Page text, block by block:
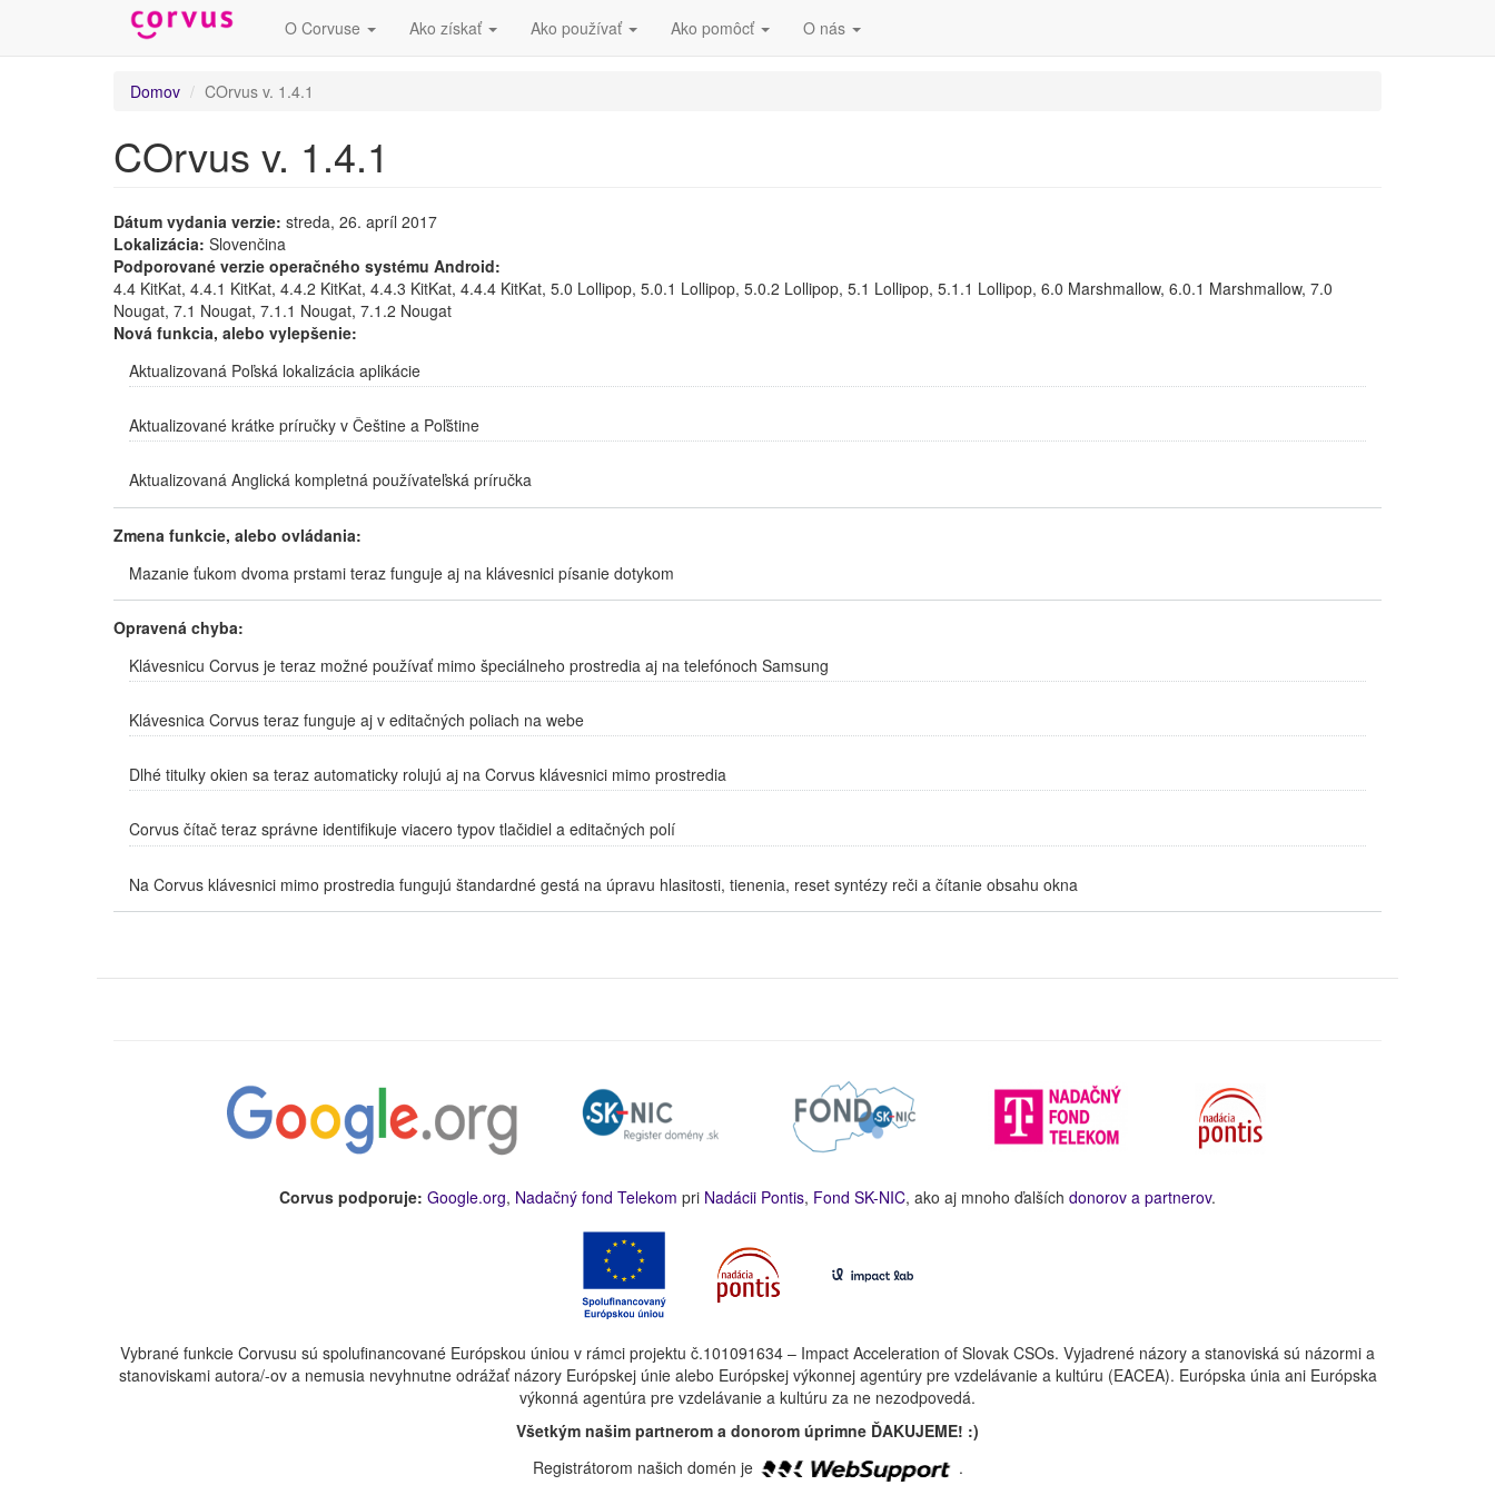
O Corvuse Ako získať Ako používať Ako pomôcť O nás
Domov COrvus v. 1.4.1
COrvus v. 1.4.1
Dátum vydania verzie: streda, 26. apríl 2017
Lokalizácia: Slovenčina
Podporované verzie operačného systému Android:
4.4 KitKat, 4.4.1 KitKat, 4.4.2 KitKat, 4.4.3 KitKat, 4.4.4 KitKat, 5.0 Lollipop, 5.0.1 Lollipop, 5.0.2 Lollipop, 5.1 Lollipop, 5.1.1 Lollipop, 6.0 Marshmallow, 6.0.1 Marshmallow, 7.0
Nougat, 7.1 Nougat, 7.1.1 Nougat, 7.1.2 Nougat
Nová funkcia, alebo vylepšenie:
Aktualizovaná Poľská lokalizácia aplikácie
Aktualizované krátke príručky v Češtine a Poľštine
Aktualizovaná Anglická kompletná používateľská príručka
Zmena funkcie, alebo ovládania:
Mazanie ťukom dvoma prstami teraz funguje aj na klávesnici písanie dotykom
Opravená chyba:
Klávesnicu Corvus je teraz možné používať mimo špeciálneho prostredia aj na telefónoch Samsung
Klávesnica Corvus teraz funguje aj v editačných poliach na webe
Dlhé titulky okien sa teraz automaticky rolujú aj na Corvus klávesnici mimo prostredia
Corvus čítač teraz správne identifikuje viacero typov tlačidiel a editačných polí
Na Corvus klávesnici mimo prostredia fungujú štandardné gestá na úpravu hlasitosti, tienenia, reset syntézy reči a čítanie obsahu okna
Corvus podporuje: Google.org, Nadačný fond Telekom pri Nadácii Pontis, Fond SK-NIC, ako aj mnoho ďalších donorov a partnerov.
Vybrané funkcie Corvusu sú spolufinancované Európskou úniou v rámci projektu č.101091634 – Impact Acceleration of Slovak CSOs. Vyjadrené názory a stanoviská sú názormi a
stanoviskami autora/-ov a nemusia nevyhnutne odrážať názory Európskej únie alebo Európskej výkonnej agentúry pre vzdelávanie a kultúru (EACEA). Európska únia ani Európska
výkonná agentúra pre vzdelávanie a kultúru za ne nezodpovedá.
Všetkým našim partnerom a donorom úprimne ĎAKUJEME! :)
Registrátorom našich domén je
.